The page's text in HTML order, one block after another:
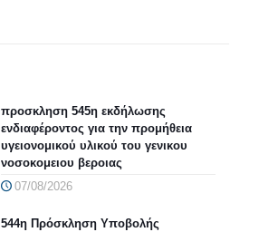
προσκληση 545η εκδήλωσης
ενδιαφέροντος για την προμήθεια
υγειονομικού υλικού του γενικου
νοσοκομειου βεροιας
07/08/2026
544η Πρόσκληση Υποβολής